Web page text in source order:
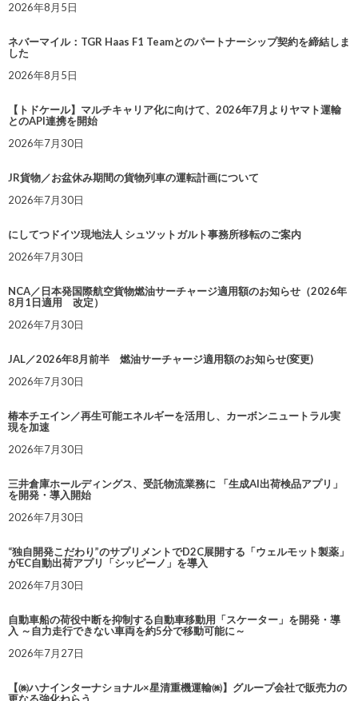
2026年8月5日
ネバーマイル：TGR Haas F1 Teamとのパートナーシップ契約を締結しま
した
2026年8月5日
【トドケール】マルチキャリア化に向けて、2026年7月よりヤマト運輸
とのAPI連携を開始
2026年7月30日
JR貨物／お盆休み期間の貨物列車の運転計画について
2026年7月30日
にしてつドイツ現地法人 シュツットガルト事務所移転のご案内
2026年7月30日
NCA／日本発国際航空貨物燃油サーチャージ適用額のお知らせ（2026年
8月1日適用 改定）
2026年7月30日
JAL／2026年8月前半 燃油サーチャージ適用額のお知らせ(変更)
2026年7月30日
椿本チエイン／再生可能エネルギーを活用し、カーボンニュートラル実
現を加速
2026年7月30日
三井倉庫ホールディングス、受託物流業務に 「生成AI出荷検品アプリ」
を開発・導入開始
2026年7月30日
“独自開発こだわり”のサプリメントでD2C展開する「ウェルモット製薬」
がEC自動出荷アプリ「シッピーノ」を導入
2026年7月30日
自動車船の荷役中断を抑制する自動車移動用「スケーター」を開発・導
入 ～自力走行できない車両を約5分で移動可能に～
2026年7月27日
【㈱ハナインターナショナル×星清重機運輸㈱】グループ会社で販売力の